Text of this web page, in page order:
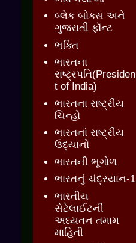
બ્લેક બોક્સ અને
ગુજરાતી ફૉન્ટ
ભક્તિ
ભારતના
રાષ્ટ્રપતિ(Presiden
t of India)
ભારતના રાષ્ટ્રીય
ચિન્હો
ભારતનાં રાષ્ટ્રીય
ઉદ્યાનો
ભારતની ભૂગોળ
ભારતનું ચંદ્રયાન-1
ભારતીય
સેટેલાઈટની
અધ્યતન તમામ
માહિતી